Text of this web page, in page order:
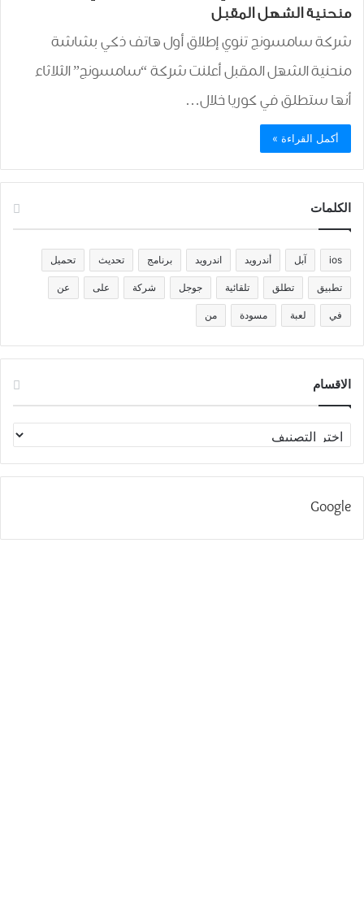
منحنية الشهل المقبل
شركة سامسونج تنوي إطلاق أول هاتف ذكي بشاشة
منحنية الشهل المقبل أعلنت شركة “سامسونج” الثلاثاء
أنها ستطلق في كوريا خلال…
أكمل القراءة »
الكلمات
ios آبل أندرويد اندرويد برنامج تحديث تحميل
تطبيق تطلق تلقائية جوجل شركة على عن
في لعبة مسودة من
الاقسام
الاقسام
Google